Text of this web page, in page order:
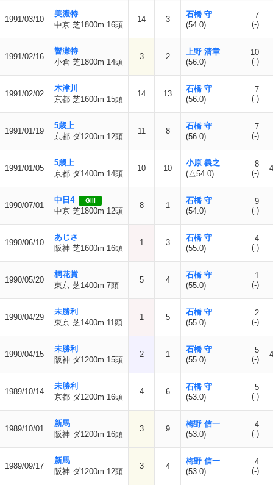
1991/03/10
美濃特
中京 芝1800m 16頭
14 3
石橋 守
(54.0)
7
(-)
1991/02/16
響灘特
小倉 芝1800m 14頭
3 2
上野 清章
(56.0)
10
(-)
1991/02/02
木津川
京都 芝1600m 15頭
14 13
石橋 守
(56.0)
7
(-)
1991/01/19
5歳上
京都 ダ1200m 12頭
11 8
石橋 守
(56.0)
7
(-)
1991/01/05
5歳上
京都 ダ1400m 14頭
10 10
小原 義之
(△54.0)
8
(-)
1990/07/01
中日4 GIII
中京 芝1800m 12頭
8 1
石橋 守
(54.0)
9
(-)
1990/06/10
あじさ
阪神 芝1600m 16頭
1 3
石橋 守
(55.0)
4
(-)
1990/05/20
桐花賞
東京 芝1400m 7頭
5 4
石橋 守
(55.0)
1
(-)
1990/04/29
未勝利
東京 芝1400m 11頭
1 5
石橋 守
(55.0)
2
(-)
1990/04/15
未勝利
阪神 ダ1200m 15頭
2 1
石橋 守
(55.0)
5
(-)
1989/10/14
未勝利
京都 ダ1200m 16頭
4 6
石橋 守
(53.0)
5
(-)
1989/10/01
新馬
阪神 ダ1200m 16頭
3 9
梅野 信一
(53.0)
4
(-)
1989/09/17
新馬
阪神 ダ1200m 12頭
3 4
梅野 信一
(53.0)
4
(-)